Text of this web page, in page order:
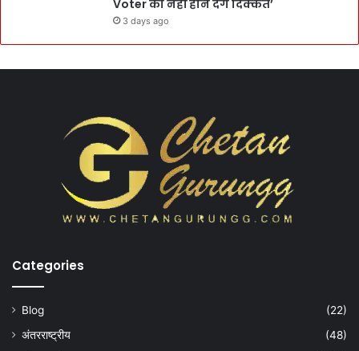
Voter को नहीं होने देंगे दिक्कत’
3 days ago
Categories
Blog
(22)
अंतरराष्ट्रीय
(48)